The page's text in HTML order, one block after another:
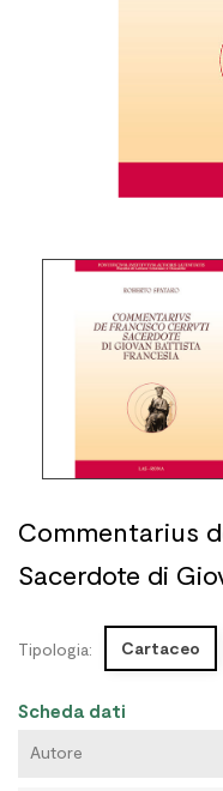
Commentarius
Sacerdote di
Tipologia: Cartaceo
Scheda dati
Autore